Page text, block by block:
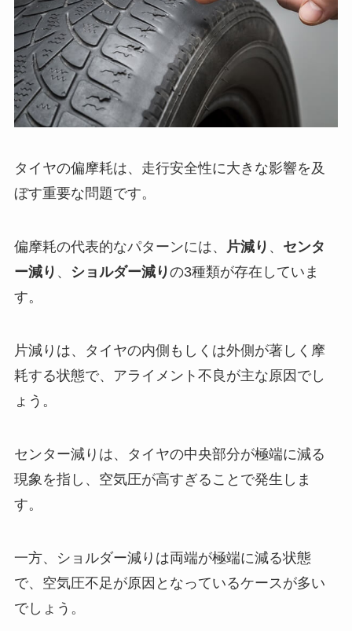
タイヤの偏摩耗は、走行安全性に大きな影響を及
ぼす重要な問題です。
偏摩耗の代表的なパターンには、 片減り 、 センタ
ー減り 、 ショルダー減りの3種類が存在していま
す。
片減りは、タイヤの内側もしくは外側が著しく摩
耗する状態で、アライメント不良が主な原因でし
ょう。
センター減りは、タイヤの中央部分が極端に減る
現象を指し、空気圧が高すぎることで発生しま
す。
一方、ショルダー減りは両端が極端に減る状態
で、空気圧不足が原因となっているケースが多い
でしょう。